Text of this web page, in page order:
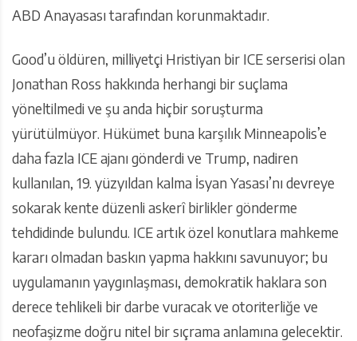
ABD Anayasası tarafından korunmaktadır.
Good’u öldüren, milliyetçi Hristiyan bir ICE serserisi olan
Jonathan Ross hakkında herhangi bir suçlama
yöneltilmedi ve şu anda hiçbir soruşturma
yürütülmüyor. Hükümet buna karşılık Minneapolis’e
daha fazla ICE ajanı gönderdi ve Trump, nadiren
kullanılan, 19. yüzyıldan kalma İsyan Yasası’nı devreye
sokarak kente düzenli askerî birlikler gönderme
tehdidinde bulundu. ICE artık özel konutlara mahkeme
kararı olmadan baskın yapma hakkını savunuyor; bu
uygulamanın yaygınlaşması, demokratik haklara son
derece tehlikeli bir darbe vuracak ve otoriterliğe ve
neofaşizme doğru nitel bir sıçrama anlamına gelecektir.